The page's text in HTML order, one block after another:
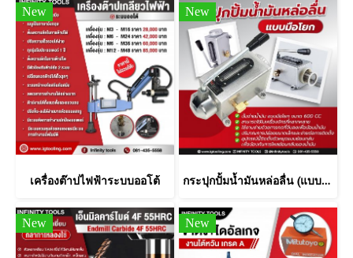
New
เครื่องต๊าปไฟฟ้าระบบออโต้
New
กระปุกปั้มน้ำมันหล่อลื่น (แบบมือโยก)
New New